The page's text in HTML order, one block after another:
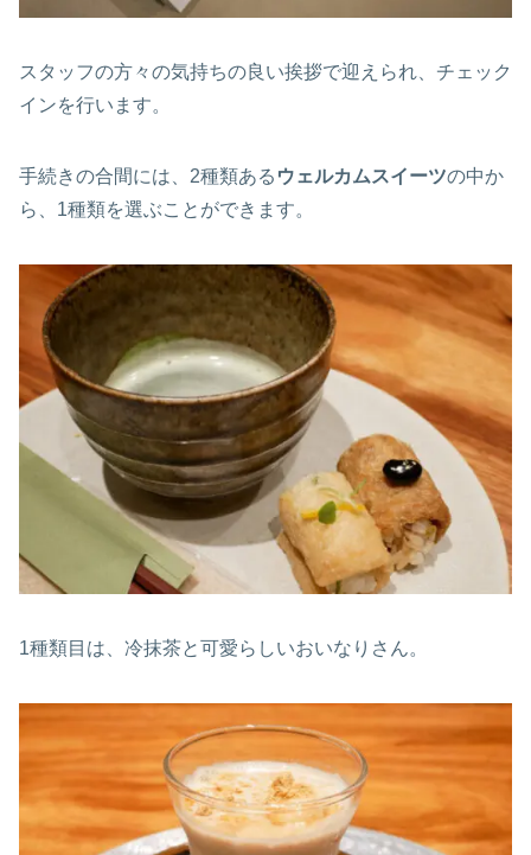
スタッフの方々の気持ちの良い挨拶で迎えられ、チェック
インを行います。
手続きの合間には、2種類ある ウェルカムスイーツの中か
ら、1種類を選ぶことができます。
1種類目は、冷抹茶と可愛らしいおいなりさん。